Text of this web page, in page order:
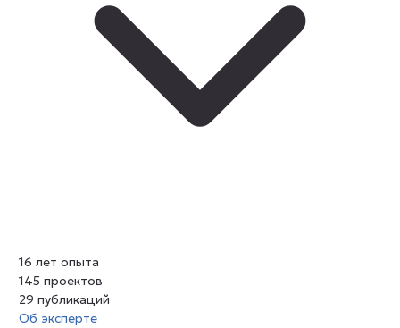
16 лет опыта
145 проектов
29 публикаций
Об эксперте